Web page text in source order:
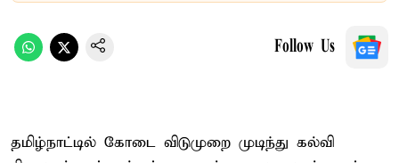
Follow Us
தமிழ்நாட்டில் கோடை விடுமுறை முடிந்து கல்வி